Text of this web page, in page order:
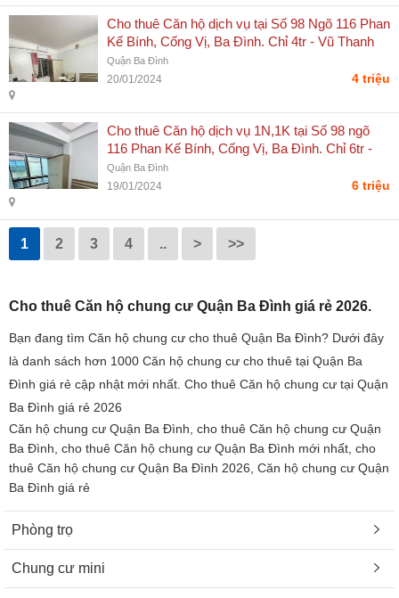
Cho thuê Căn hộ dịch vụ tại Số 98 Ngõ 116 Phan
Kế Bính, Cống Vị, Ba Đình. Chỉ 4tr - Vũ Thanh
Sơn
Quận Ba Đình
20/01/2024 4 triệu
Cho thuê Căn hộ dịch vụ 1N,1K tại Số 98 ngõ
116 Phan Kế Bính, Cống Vị, Ba Đình. Chỉ 6tr -
Vũ Thanh Sơn
Quận Ba Đình
19/01/2024 6 triệu
1 2 3 4 .. > >>
Cho thuê Căn hộ chung cư Quận Ba Đình giá rẻ 2026.
Bạn đang tìm Căn hộ chung cư cho thuê Quận Ba Đình? Dưới đây
là danh sách hơn 1000 Căn hộ chung cư cho thuê tại Quận Ba
Đình giá rẻ cập nhật mới nhất. Cho thuê Căn hộ chung cư tại Quận
Ba Đình giá rẻ 2026
Căn hộ chung cư Quận Ba Đình, cho thuê Căn hộ chung cư Quận
Ba Đình, cho thuê Căn hộ chung cư Quận Ba Đình mới nhất, cho
thuê Căn hộ chung cư Quận Ba Đình 2026, Căn hộ chung cư Quận
Ba Đình giá rẻ
Phòng trọ
Chung cư mini